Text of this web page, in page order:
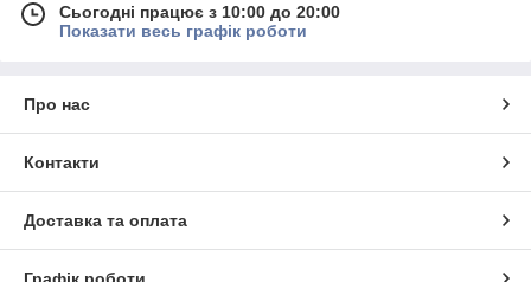
Сьогодні працює з 10:00 до 20:00
Показати весь графік роботи
Про нас
Контакти
Доставка та оплата